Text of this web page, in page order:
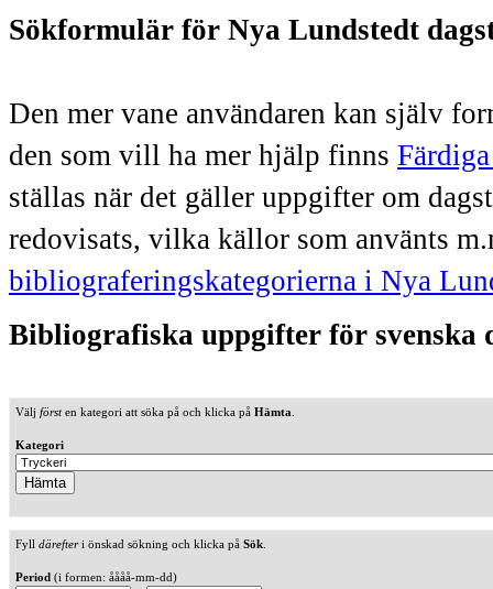
Sökformulär för Nya Lundstedt
Den mer vane användaren kan själv
den som vill ha mer hjälp finns
ställas när det gäller uppgifter om
redovisats, vilka källor som använts
bibliograferingskategorierna i Nya
Bibliografiska uppgifter för svenska
Välj försten kategori att söka på och klicka på Hämta
Kategori
Fyll därefteri önskad sökning och klicka på Sök
Period (i formen: åååå-mm-dd)